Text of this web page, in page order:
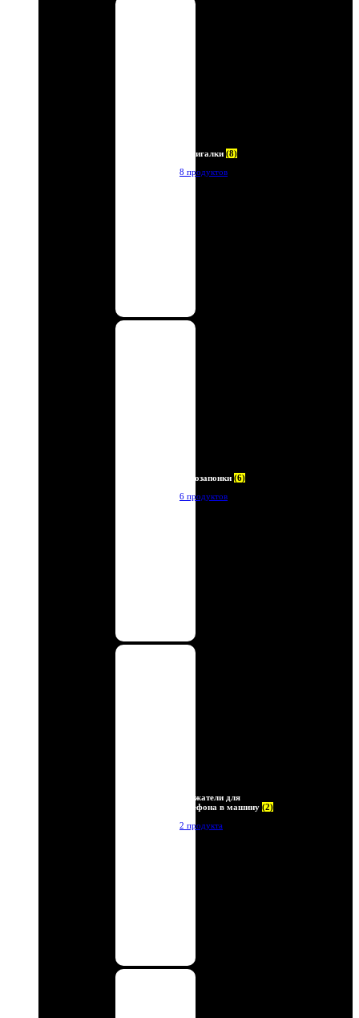
Зажигалки (8)
8 продуктов
Автозапонки (6)
6 продуктов
Держатели для
телефона в машину (2)
2 продукта